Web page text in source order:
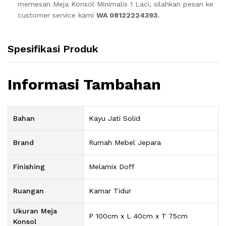
memesan Meja Konsol Minimalis 1 Laci, silahkan pesan ke
customer service kami WA 08122224393.
Spesifikasi Produk
Informasi Tambahan
Bahan Kayu Jati Solid
Brand Rumah Mebel Jepara
Finishing Melamix Doff
Ruangan Kamar Tidur
Ukuran Meja
Konsol
P 100cm x L 40cm x T 75cm